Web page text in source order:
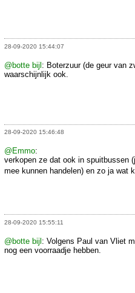
28-09-2020 15:44:07
@botte bijl : Boterzuur (de geur van
waarschijnlijk ook.
28-09-2020 15:46:48
@Emmo:
verkopen ze dat ook in spuitbussen
mee kunnen handelen) en zo ja wat
28-09-2020 15:55:11
@botte bijl: Volgens Paul van Vliet
nog een voorraadje hebben.